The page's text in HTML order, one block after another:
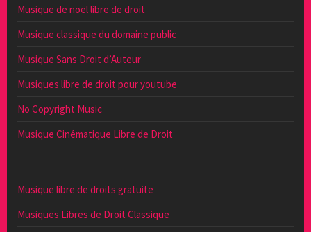
Musique de noël libre de droit
Musique classique du domaine public
Musique Sans Droit d’Auteur
Musiques libre de droit pour youtube
No Copyright Music
Musique Cinématique Libre de Droit
Musique libre de droits gratuite
Musiques Libres de Droit Classique